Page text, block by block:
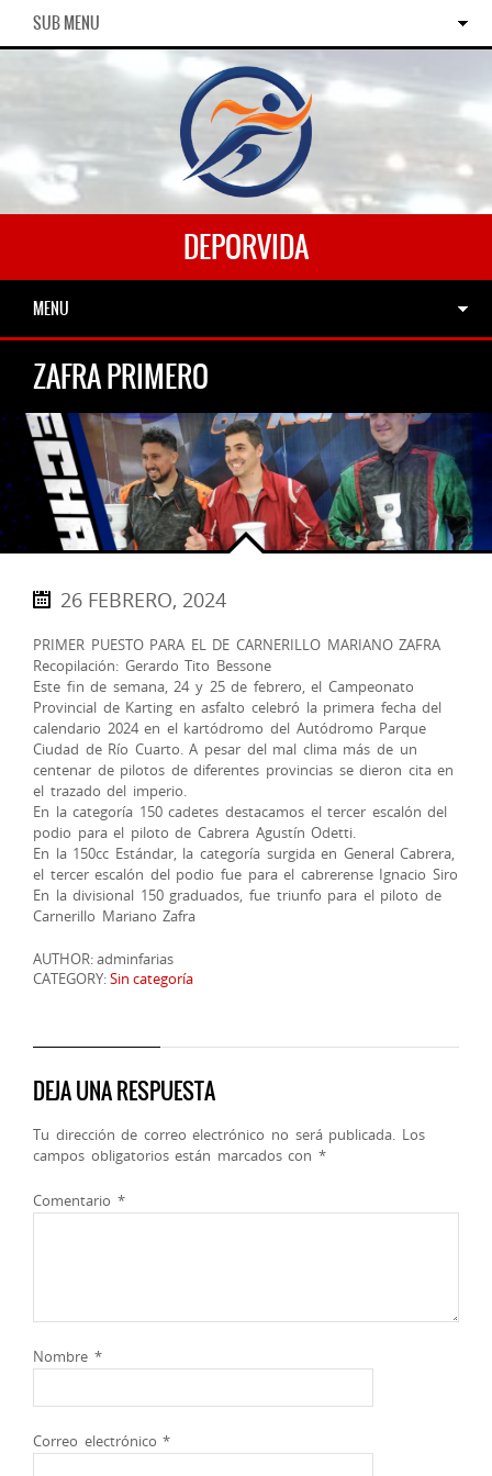
SUB MENU
DEPORVIDA
MENU
ZAFRA PRIMERO
26 FEBRERO, 2024
PRIMER PUESTO PARA EL DE CARNERILLO MARIANO ZAFRA
Recopilación: Gerardo Tito Bessone
Este fin de semana, 24 y 25 de febrero, el Campeonato
Provincial de Karting en asfalto celebró la primera fecha del
calendario 2024 en el kartódromo del Autódromo Parque
Ciudad de Río Cuarto. A pesar del mal clima más de un
centenar de pilotos de diferentes provincias se dieron cita en
el trazado del imperio.
En la categoría 150 cadetes destacamos el tercer escalón del
podio para el piloto de Cabrera Agustín Odetti.
En la 150cc Estándar, la categoría surgida en General Cabrera,
el tercer escalón del podio fue para el cabrerense Ignacio Siro
En la divisional 150 graduados, fue triunfo para el piloto de
Carnerillo Mariano Zafra
AUTHOR: adminfarias
CATEGORY:Sin categoría
DEJA UNA RESPUESTA
Tu dirección de correo electrónico no será publicada. Los
campos obligatorios están marcados con *
Comentario *
Nombre *
Correo electrónico*